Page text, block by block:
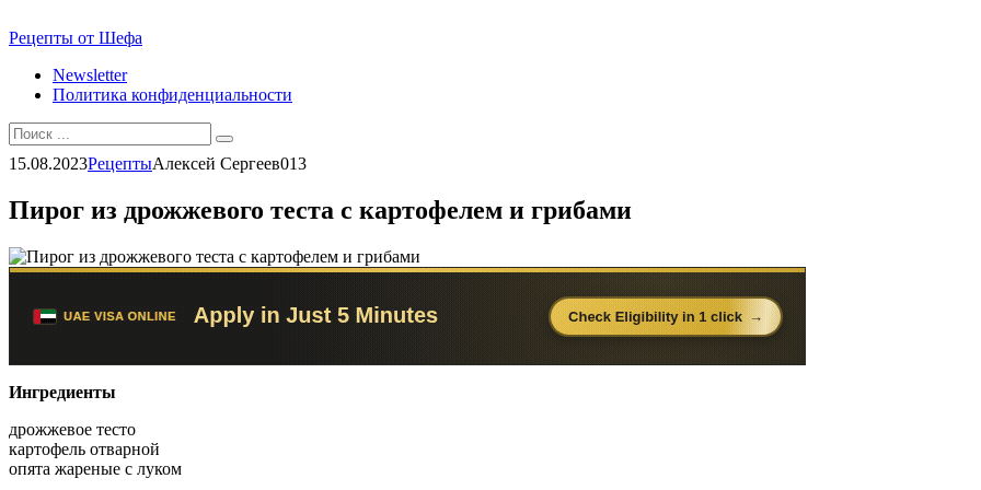
Перейти
контенту
Рецепты от Шефа
Newsletter
Политика конфиденциальности
Search
for:
15.08.2023РецептыАлексей Сергеев013
Пирог из дрожжевого теста с картофелем и грибами
Ингредиенты
дрожжевое тесто
картофель отварной
опята жареные с луком